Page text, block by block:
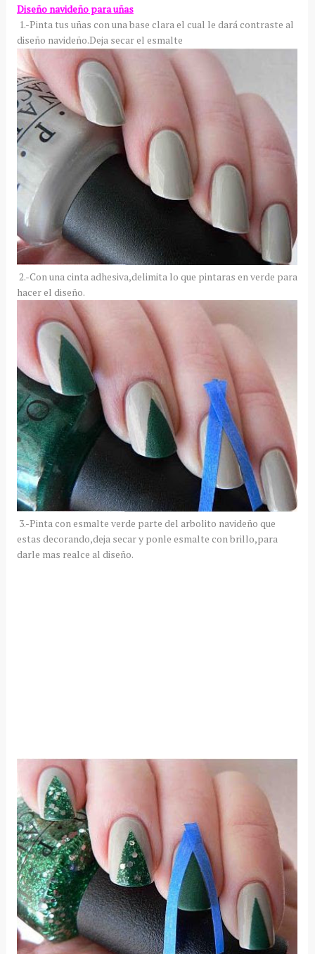
Diseño navideño para uñas
1.-Pinta tus uñas con una base clara el cual le dará contraste al
diseño navideño.Deja secar el esmalte
2.-Con una cinta adhesiva,delimita lo que pintaras en verde para
hacer el diseño.
3.-Pinta con esmalte verde parte del arbolito navideño que
estas decorando,deja secar y ponle esmalte con brillo,para
darle mas realce al diseño.